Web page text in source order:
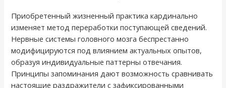
Приобретенный жизненный практика кардинально
изменяет метод переработки поступающей сведений.
Нервные системы головного мозга беспрестанно
модифицируются под влиянием актуальных опытов,
образуя индивидуальные паттерны отвечания.
Принципы запоминания дают возможность сравнивать
настоящие раздражители с зафиксированными